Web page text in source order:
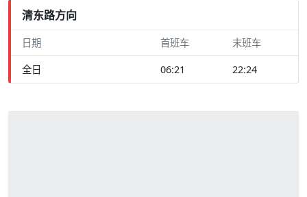
清东路方向
日期 首班车 末班车
全日 06:21 22:24